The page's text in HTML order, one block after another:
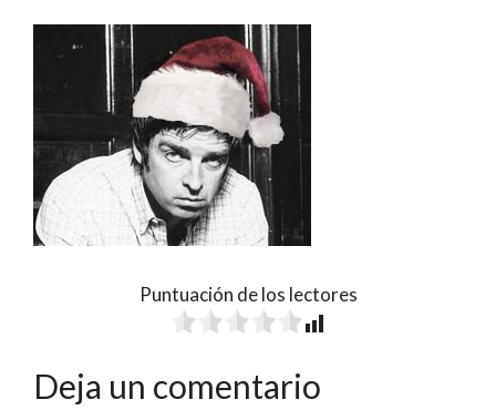
Puntuación de los lectores
Deja un comentario